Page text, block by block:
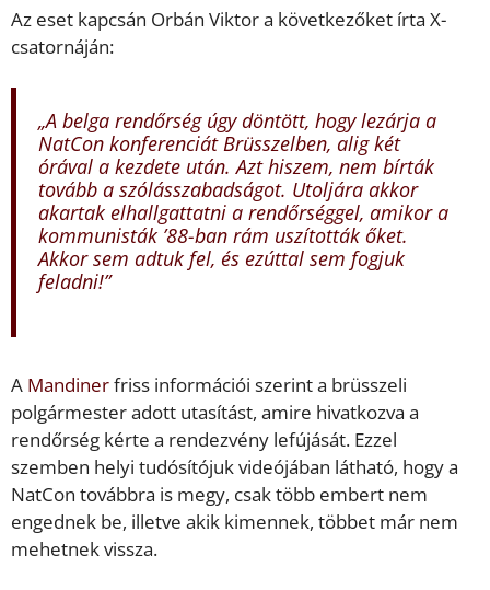
Az eset kapcsán Orbán Viktor a következőket írta X-
csatornáján:
„A belga rendőrség úgy döntött, hogy lezárja a
NatCon konferenciát Brüsszelben, alig két
órával a kezdete után. Azt hiszem, nem bírták
tovább a szólásszabadságot. Utoljára akkor
akartak elhallgattatni a rendőrséggel, amikor a
kommunisták ’88-ban rám uszították őket.
Akkor sem adtuk fel, és ezúttal sem fogjuk
feladni!”
A Mandinerfriss információi szerint a brüsszeli
polgármester adott utasítást, amire hivatkozva a
rendőrség kérte a rendezvény lefújását. Ezzel
szemben helyi tudósítójuk videójában látható, hogy a
NatCon továbbra is megy, csak több embert nem
engednek be, illetve akik kimennek, többet már nem
mehetnek vissza.